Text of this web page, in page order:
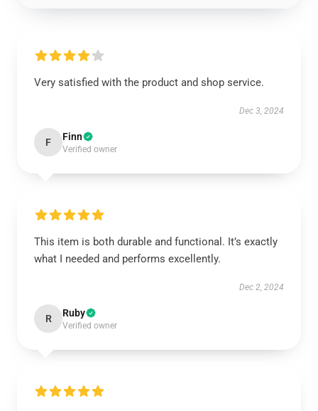
Very satisfied with the product and shop service.
Dec 3, 2024
F Finn
Verified owner
This item is both durable and functional. It’s exactly
what I needed and performs excellently.
Dec 2, 2024
R Ruby
Verified owner